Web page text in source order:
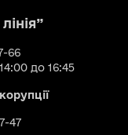
66
до 16:45
47